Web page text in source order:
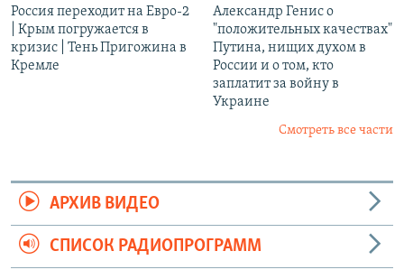
Россия переходит на Евро-2
| Крым погружается в
кризис | Тень Пригожина в
Кремле
Александр Генис о
"положительных качествах"
Путина, нищих духом в
России и о том, кто
заплатит за войну в
Украине
Смотреть все части
АРХИВ ВИДЕО
СПИСОК РАДИОПРОГРАММ